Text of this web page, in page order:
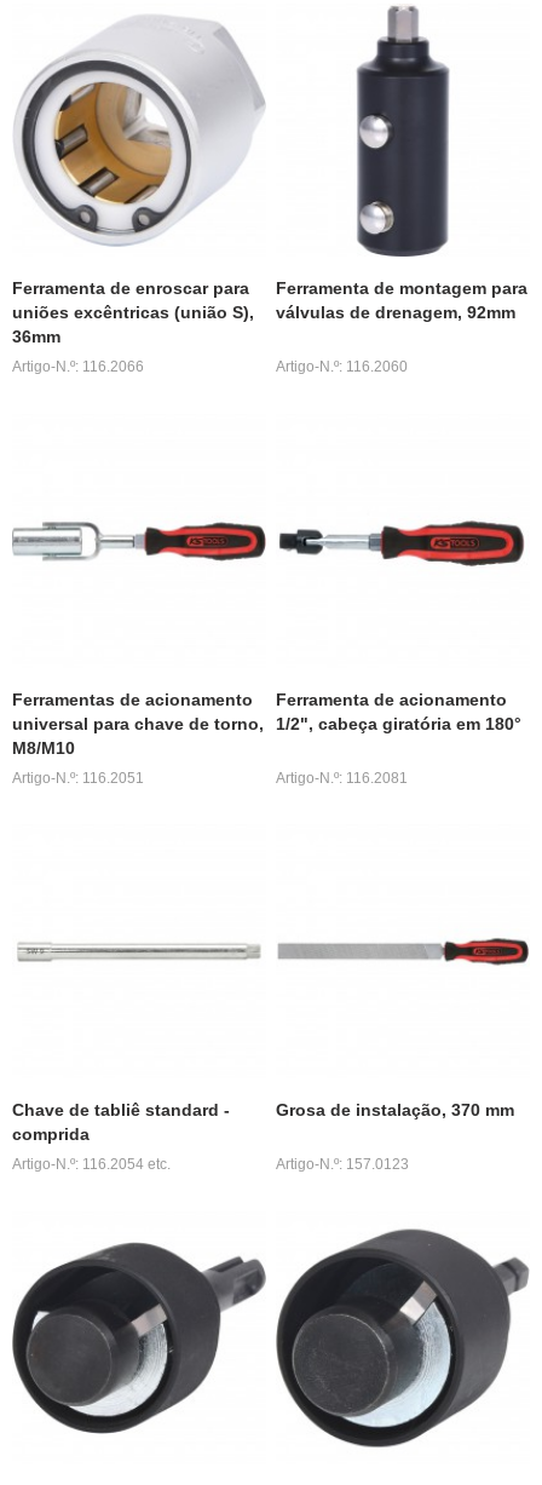
Ferramenta de enroscar para
uniões excêntricas (união S),
36mm
Artigo-N.º: 116.2066
Ferramenta de montagem para
válvulas de drenagem, 92mm
Artigo-N.º: 116.2060
Ferramentas de acionamento
universal para chave de torno,
M8/M10
Artigo-N.º: 116.2051
Ferramenta de acionamento
1/2", cabeça giratória em 180°
Artigo-N.º: 116.2081
Chave de tabliê standard -
comprida
Artigo-N.º: 116.2054 etc.
Grosa de instalação, 370 mm
Artigo-N.º: 157.0123